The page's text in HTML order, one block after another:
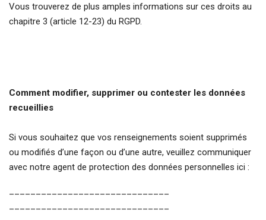
Vous trouverez de plus amples informations sur ces droits au
chapitre 3 (article 12-23) du RGPD.
Comment modifier, supprimer ou contester les données
recueillies
Si vous souhaitez que vos renseignements soient supprimés
ou modifiés d’une façon ou d’une autre, veuillez communiquer
avec notre agent de protection des données personnelles ici :